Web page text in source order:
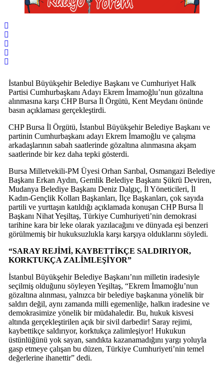
İstanbul Büyükşehir Belediye Başkanı ve Cumhuriyet Halk
Partisi Cumhurbaşkanı Adayı Ekrem İmamoğlu’nun gözaltına
alınmasına karşı CHP Bursa İl Örgütü, Kent Meydanı önünde
basın açıklaması gerçekleştirdi.
CHP Bursa İl Örgütü, İstanbul Büyükşehir Belediye Başkanı ve
partinin Cumhurbaşkanı adayı Ekrem İmamoğlu ve çalışma
arkadaşlarının sabah saatlerinde gözaltına alınmasına akşam
saatlerinde bir kez daha tepki gösterdi.
Bursa Milletvekili-PM Üyesi Orhan Sarıbal, Osmangazi Belediye
Başkanı Erkan Aydın, Gemlik Belediye Başkanı Şükrü Deviren,
Mudanya Belediye Başkanı Deniz Dalgıç, İl Yöneticileri, İl
Kadın-Gençlik Kolları Başkanları, İlçe Başkanları, çok sayıda
partili ve yurttaşın katıldığı açıklamada konuşan CHP Bursa İl
Başkanı Nihat Yeşiltaş, Türkiye Cumhuriyeti’nin demokrasi
tarihine kara bir leke olarak yazılacağını ve dünyada eşi benzeri
görülmemiş bir hukuksuzlukla karşı karşıya olduklarını söyledi.
“SARAY REJİMİ, KAYBETTİKÇE SALDIRIYOR,
KORKTUKÇA ZALİMLEŞİYOR”
İstanbul Büyükşehir Belediye Başkanı’nın milletin iradesiyle
seçilmiş olduğunu söyleyen Yeşiltaş, “Ekrem İmamoğlu’nun
gözaltına alınması, yalnızca bir belediye başkanına yönelik bir
saldırı değil, aynı zamanda milli egemenliğe, halkın iradesine ve
demokrasimize yönelik bir müdahaledir. Bu, hukuk kisvesi
altında gerçekleştirilen açık bir sivil darbedir! Saray rejimi,
kaybettikçe saldırıyor, korktukça zalimleşiyor! Hukukun
üstünlüğünü yok sayan, sandıkta kazanamadığını yargı yoluyla
gasp etmeye çalışan bu düzen, Türkiye Cumhuriyeti’nin temel
değerlerine ihanettir” dedi.